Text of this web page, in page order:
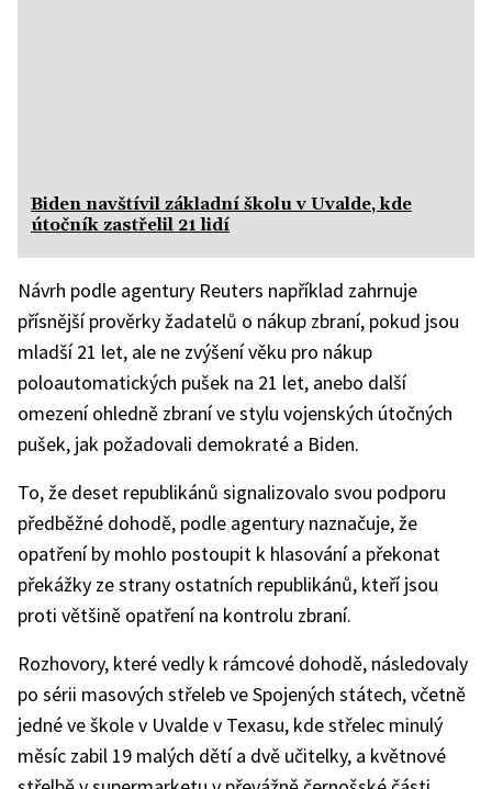
Biden navštívil základní školu v Uvalde, kde
útočník zastřelil 21 lidí
Návrh podle agentury Reuters například zahrnuje
přísnější prověrky žadatelů o nákup zbraní, pokud jsou
mladší 21 let, ale ne zvýšení věku pro nákup
poloautomatických pušek na 21 let, anebo další
omezení ohledně zbraní ve stylu vojenských útočných
pušek, jak požadovali demokraté a Biden.
To, že deset republikánů signalizovalo svou podporu
předběžné dohodě, podle agentury naznačuje, že
opatření by mohlo postoupit k hlasování a překonat
překážky ze strany ostatních republikánů, kteří jsou
proti většině opatření na kontrolu zbraní.
Rozhovory, které vedly k rámcové dohodě, následovaly
po sérii masových střeleb ve Spojených státech, včetně
jedné ve škole v Uvalde v Texasu, kde střelec minulý
měsíc zabil 19 malých dětí a dvě učitelky, a květnové